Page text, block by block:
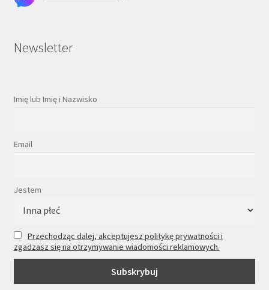
Newsletter
Imię lub Imię i Nazwisko
Email
Jestem
Przechodząc dalej, akceptujesz politykę prywatności i
zgadzasz się na otrzymywanie wiadomości reklamowych.